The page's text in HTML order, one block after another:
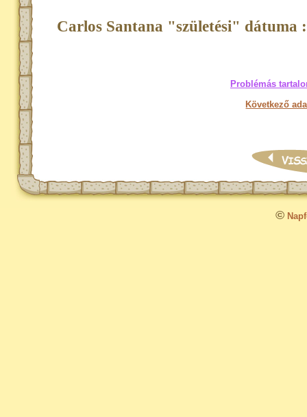
Carlos Santana "születési" dátuma
Problémás
Következő
©